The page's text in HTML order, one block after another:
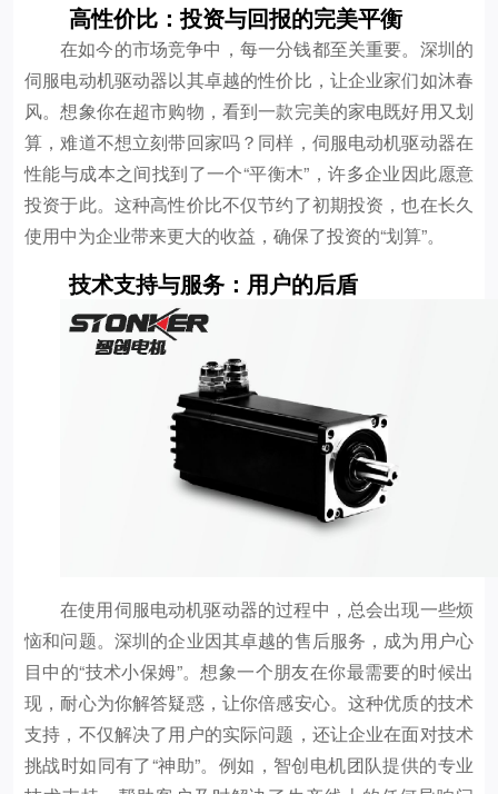
高性价比：投资与回报的完美平衡
在如今的市场竞争中，每一分钱都至关重要。深圳的
伺服电动机驱动器以其卓越的性价比，让企业家们如沐春
风。想象你在超市购物，看到一款完美的家电既好用又划
算，难道不想立刻带回家吗？同样，伺服电动机驱动器在
性能与成本之间找到了一个“平衡木”，许多企业因此愿意
投资于此。这种高性价比不仅节约了初期投资，也在长久
使用中为企业带来更大的收益，确保了投资的“划算”。
技术支持与服务：用户的后盾
在使用伺服电动机驱动器的过程中，总会出现一些烦
恼和问题。深圳的企业因其卓越的售后服务，成为用户心
目中的“技术小保姆”。想象一个朋友在你最需要的时候出
现，耐心为你解答疑惑，让你倍感安心。这种优质的技术
支持，不仅解决了用户的实际问题，还让企业在面对技术
挑战时如同有了“神助”。例如，智创电机团队提供的专业